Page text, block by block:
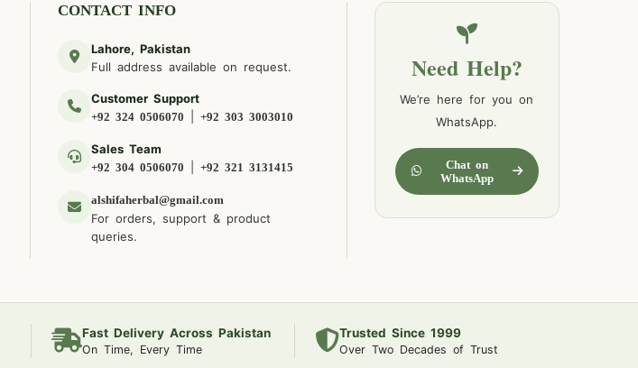
CONTACT INFO
Lahore, Pakistan
Full address available on request.
Customer Support
+92 324 0506070 |+92 303 3003010
Sales Team
+92 304 0506070 |+92 321 3131415
alshifaherbal@gmail.com
For orders, support & product
queries.
Need Help?
We’re here for you on
WhatsApp.
Chat on
WhatsApp
Fast Delivery Across Pakistan
On Time, Every Time
Trusted Since 1999
Over Two Decades of Trust